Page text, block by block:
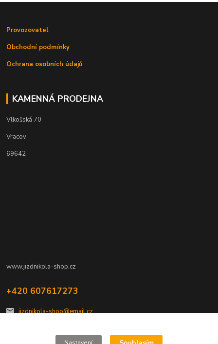
Provozovatel
Obchodní podmínky
Ochrana osobních údajů
KAMENNÁ PRODEJNA
Vlkošská 70
Vracov
69642
www.jizdnikola-shop.cz
+420 607617273
jizdnikola-shop@email.cz